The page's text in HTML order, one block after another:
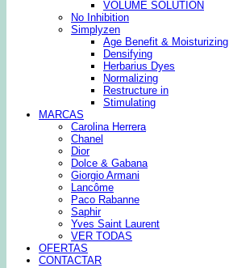
VOLUME SOLUTION
No Inhibition
Simplyzen
Age Benefit & Moisturizing
Densifying
Herbarius Dyes
Normalizing
Restructure in
Stimulating
MARCAS
Carolina Herrera
Chanel
Dior
Dolce & Gabana
Giorgio Armani
Lancôme
Paco Rabanne
Saphir
Yves Saint Laurent
VER TODAS
OFERTAS
CONTACTAR